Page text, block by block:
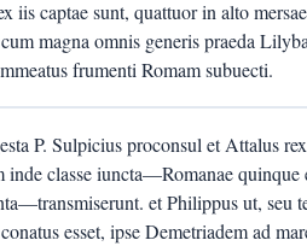
iis captae sunt, quattuor in alto
magna omnis generis praeda
frumenti Romam subuecti.
P. Sulpicius proconsul et Attalus
inde classe iuncta—Romanae quinque
et Philippus ut, seu
esset, ipse Demetriadem ad